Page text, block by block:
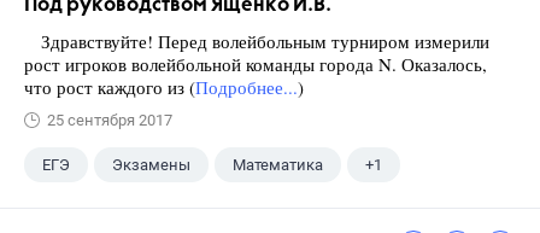
Под руководством Ященко И.В.
Здравствуйте! Перед волейбольным турниром измерили
рост игроков волейбольной команды города N. Оказалось,
что рост каждого из (Подробнее...)
25 сентября 2017
ЕГЭ Экзамены Математика +1